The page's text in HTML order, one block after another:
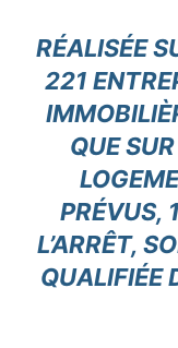
RÉALISÉE
221
QUE
PRÉVUS,
L’ARRÊT,
QUALIFIÉE